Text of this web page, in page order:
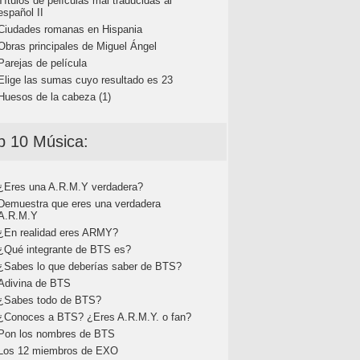
II
romanas en Hispania
principales de Miguel Ángel
de película
las sumas cuyo resultado es 23
de la cabeza (1)
10 Música:
una A.R.M.Y verdadera?
que eres una verdadera
realidad eres ARMY?
integrante de BTS es?
lo que deberías saber de BTS?
de BTS
todo de BTS?
a BTS? ¿Eres A.R.M.Y. o fan?
los nombres de BTS
12 miembros de EXO